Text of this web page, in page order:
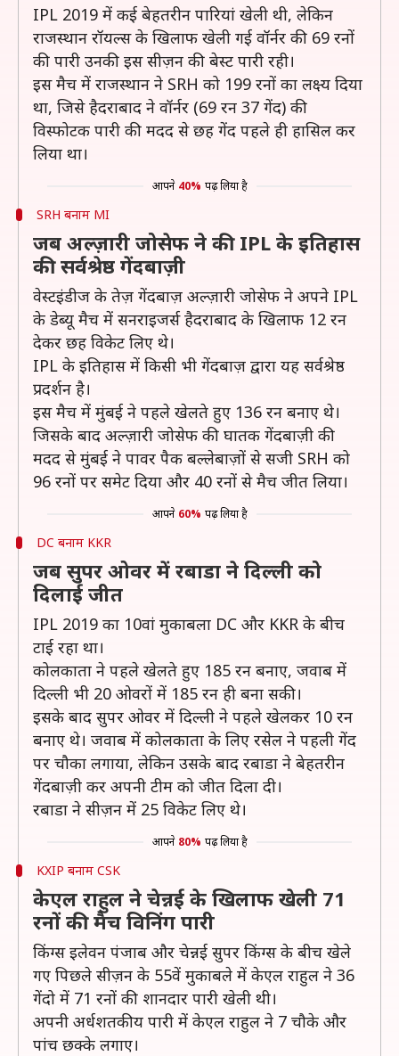
IPL 2019 में कई बेहतरीन पारियां खेली थी, लेकिन
राजस्थान रॉयल्स के खिलाफ खेली गई वॉर्नर की 69 रनों
की पारी उनकी इस सीज़न की बेस्ट पारी रही।
इस मैच में राजस्थान ने SRH को 199 रनों का लक्ष्य दिया
था, जिसे हैदराबाद ने वॉर्नर (69 रन 37 गेंद) की
विस्फोटक पारी की मदद से छह गेंद पहले ही हासिल कर
लिया था।
आपने 40% पढ़ लिया है
SRH बनाम MI
जब अल्ज़ारी जोसेफ ने की IPL के इतिहास
की सर्वश्रेष्ठ गेंदबाज़ी
वेस्टइंडीज के तेज़ गेंदबाज़ अल्ज़ारी जोसेफ ने अपने IPL
के डेब्यू मैच में सनराइजर्स हैदराबाद के खिलाफ 12 रन
देकर छह विकेट लिए थे।
IPL के इतिहास में किसी भी गेंदबाज़ द्वारा यह सर्वश्रेष्ठ
प्रदर्शन है।
इस मैच में मुंबई ने पहले खेलते हुए 136 रन बनाए थे।
जिसके बाद अल्ज़ारी जोसेफ की घातक गेंदबाज़ी की
मदद से मुंबई ने पावर पैक बल्लेबाज़ों से सजी SRH को
96 रनों पर समेट दिया और 40 रनों से मैच जीत लिया।
आपने 60% पढ़ लिया है
DC बनाम KKR
जब सुपर ओवर में रबाडा ने दिल्ली को
दिलाई जीत
IPL 2019 का 10वां मुकाबला DC और KKR के बीच
टाई रहा था।
कोलकाता ने पहले खेलते हुए 185 रन बनाए, जवाब में
दिल्ली भी 20 ओवरों में 185 रन ही बना सकी।
इसके बाद सुपर ओवर में दिल्ली ने पहले खेलकर 10 रन
बनाए थे। जवाब में कोलकाता के लिए रसेल ने पहली गेंद
पर चौका लगाया, लेकिन उसके बाद रबाडा ने बेहतरीन
गेंदबाज़ी कर अपनी टीम को जीत दिला दी।
रबाडा ने सीज़न में 25 विकेट लिए थे।
आपने 80% पढ़ लिया है
KXIP बनाम CSK
केएल राहुल ने चेन्नई के खिलाफ खेली 71
रनों की मैच विनिंग पारी
किंग्स इलेवन पंजाब और चेन्नई सुपर किंग्स के बीच खेले
गए पिछले सीज़न के 55वें मुकाबले में केएल राहुल ने 36
गेंदो में 71 रनों की शानदार पारी खेली थी।
अपनी अर्धशतकीय पारी में केएल राहुल ने 7 चौके और
पांच छक्के लगाए।